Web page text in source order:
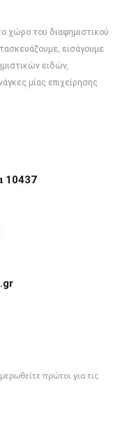
χώρο του διαφημιστικού
εισάγουμε
ειδών,
μίας επιχείρησης
10437
πρώτοι για τις